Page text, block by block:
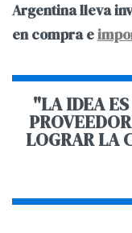
Argentina lleva
en compra e
"LA IDEA
LOGRAR LA